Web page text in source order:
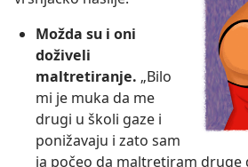
Možda su i oni
doživeli
maltretiranje. „Bilo
mi je muka da me
drugi u školi gaze i
ponižavaju i zato sam
ja počeo da maltretiram druge